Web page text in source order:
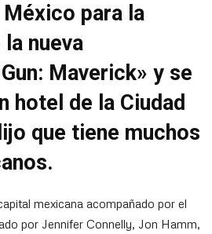
para la
nueva
Maverick» y se
hotel de la Ciudad
que tiene muchos
mexicana acompañado por el
por Jennifer Connelly, Jon Hamm,